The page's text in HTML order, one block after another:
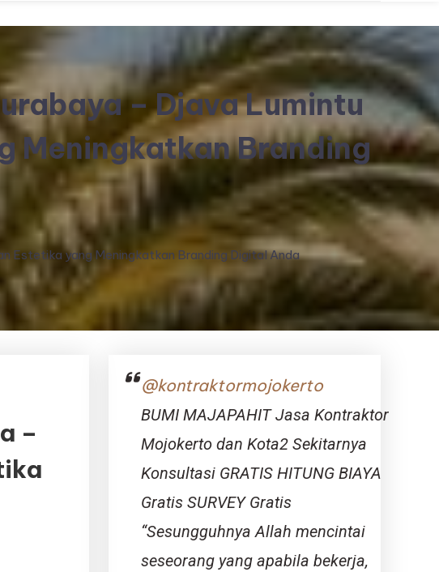
– Djava Lumintu
Meningkatkan Branding
Estetika yang Meningkatkan Branding Digital Anda
–
@kontraktormojokerto
BUMI MAJAPAHIT Jasa Kontraktor
Mojokerto dan Kota2 Sekitarnya
Konsultasi GRATIS HITUNG BIAYA
Gratis SURVEY Gratis
“Sesungguhnya Allah mencintai
seseorang yang apabila bekerja,